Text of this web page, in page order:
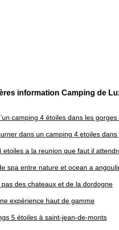
information Camping de
camping 4 étoiles dans les
dans un camping 4 etoiles dans
etoiles a la reunion que faut il
spa entre nature et ocean a
des chateaux et de la dordogne
expérience haut de gamme
5 étoiles à saint-jean-de-monts